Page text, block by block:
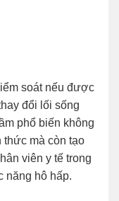
soát nếu được
đổi lối sống
phổ biến không
thức mà còn tạo
viên y tế trong
năng hô hấp.